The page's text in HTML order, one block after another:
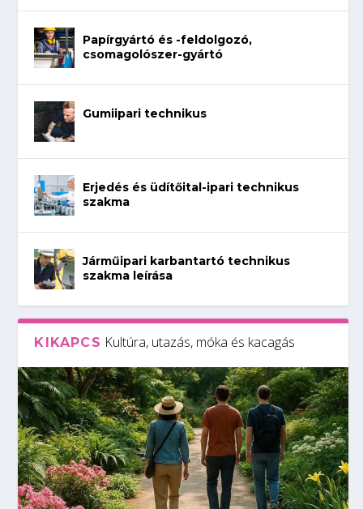
Papírgyártó és -feldolgozó,
csomagolószer-gyártó
Gumiipari technikus
Erjedés és üdítőital-ipari technikus
szakma
Járműipari karbantartó technikus
szakma leírása
KIKAPCS Kultúra, utazás, móka és kacagás